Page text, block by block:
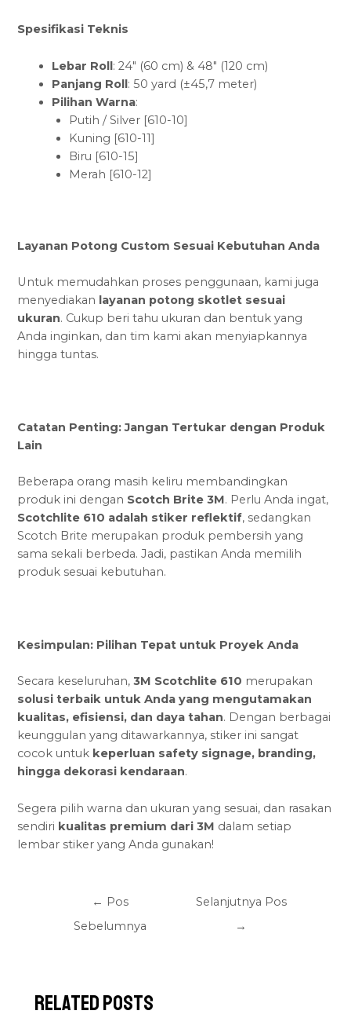
Spesifikasi Teknis
Lebar Roll: 24″ (60 cm) & 48″ (120 cm)
Panjang Roll: 50 yard (±45,7 meter)
Pilihan Warna:
Putih / Silver [610-10]
Kuning [610-11]
Biru [610-15]
Merah [610-12]
Layanan Potong Custom Sesuai Kebutuhan Anda
Untuk memudahkan proses penggunaan, kami juga
menyediakan layanan potong skotlet sesuai
ukuran. Cukup beri tahu ukuran dan bentuk yang
Anda inginkan, dan tim kami akan menyiapkannya
hingga tuntas.
Catatan Penting: Jangan Tertukar dengan Produk
Lain
Beberapa orang masih keliru membandingkan
produk ini dengan Scotch Brite 3M. Perlu Anda ingat,
Scotchlite 610 adalah stiker reflektif, sedangkan
Scotch Brite merupakan produk pembersih yang
sama sekali berbeda. Jadi, pastikan Anda memilih
produk sesuai kebutuhan.
Kesimpulan: Pilihan Tepat untuk Proyek Anda
Secara keseluruhan,3M Scotchlite 610 merupakan
solusi terbaik untuk Anda yang mengutamakan
kualitas, efisiensi, dan daya tahan. Dengan berbagai
keunggulan yang ditawarkannya, stiker ini sangat
cocok untuk keperluan safety signage, branding,
hingga dekorasi kendaraan.
Segera pilih warna dan ukuran yang sesuai, dan rasakan
sendiri kualitas premium dari 3M dalam setiap
lembar stiker yang Anda gunakan!
← Pos
Sebelumnya
Selanjutnya Pos
→
Related Posts